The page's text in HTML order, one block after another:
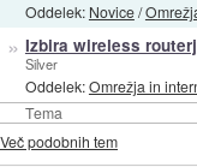
Tema
Oddelek: Novice/
» Izbira wireless
Silver
Oddelek:Omrežja in
Več podobnih tem